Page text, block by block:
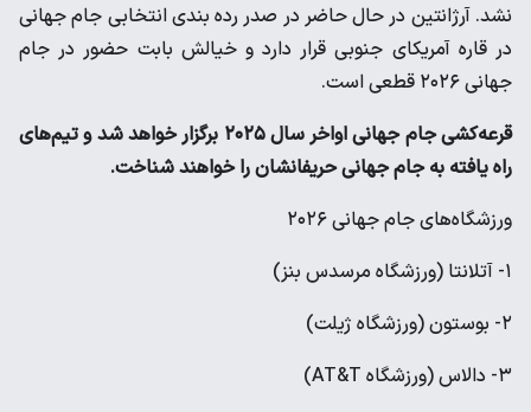
نشد. آرژانتین در حال حاضر در صدر رده بندی انتخابی جام جهانی
در قاره آمریکای جنوبی قرار دارد و خیالش بابت حضور در جام
جهانی ۲۰۲۶ قطعی است.
قرعه‌کشی جام جهانی اواخر سال ۲۰۲۵ برگزار خواهد شد و تیم‌های
راه یافته به جام جهانی حریفانشان را خواهند شناخت.
ورزشگاه‌های جام جهانی ۲۰۲۶
۱- آتلانتا (ورزشگاه مرسدس بنز)
۲- بوستون (ورزشگاه ژیلت)
۳- دالاس (ورزشگاه AT&T)